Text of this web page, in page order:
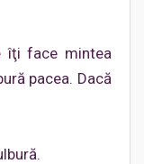
îţi face mintea
pacea. Dacă